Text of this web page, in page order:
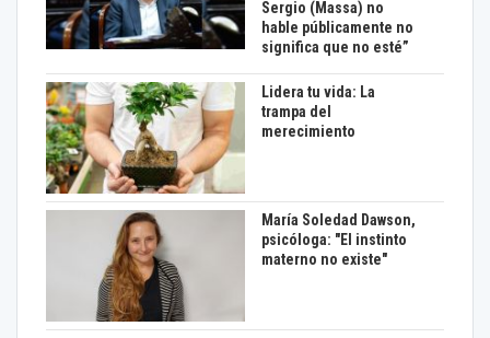
Sergio (Massa) no
hable públicamente no
significa que no esté”
Lidera tu vida: La
trampa del
merecimiento
María Soledad Dawson,
psicóloga: "El instinto
materno no existe"